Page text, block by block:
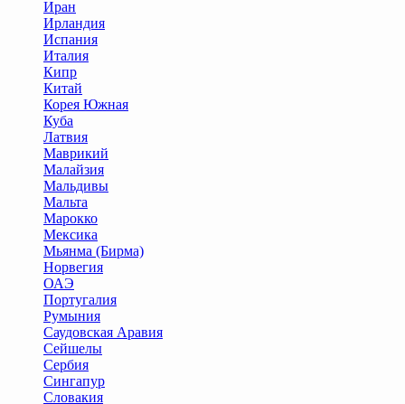
Иран
Ирландия
Испания
Италия
Кипр
Китай
Корея Южная
Куба
Латвия
Маврикий
Малайзия
Мальдивы
Мальта
Марокко
Мексика
Мьянма (Бирма)
Норвегия
ОАЭ
Португалия
Румыния
Саудовская Аравия
Сейшелы
Сербия
Сингапур
Словакия